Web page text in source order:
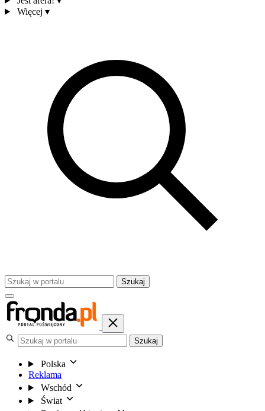
Więcej ▾
Szukaj
Szukaj
Polska
Reklama
Wschód
Świat